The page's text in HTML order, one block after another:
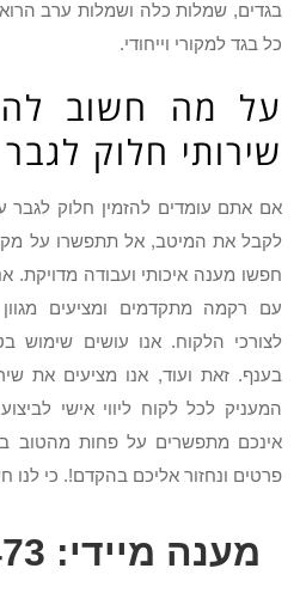
בגדים, שמלות כלה ושמלות ערב
כל בגד למקורי וייחודי.
על מה חשוב
שירותי חלוק
אם אתם עומדים להזמין חלוק לגבר
לקבל את המיטב, אל תתפשרו על
חפשו מענה איכותי ועבודה מדויקת.
עם רקמה מתקדמים ומציעים
לצורכי הלקוח. אנו עושים שימוש
בענף. זאת ועוד, אנו מציעים את
המעניק לכל לקוח ליווי אישי
אינכם מתפשרים על פחות מהטוב
פרטים ונחזור אליכם בהקדם!. כי לנו
מענה מיידי: 072-3922-473